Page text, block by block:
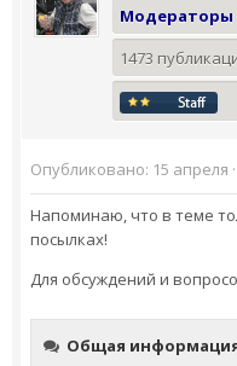
Модераторы
1473
Опубликовано: 15 апреля ·
Напоминаю, что в теме
посылках!
Для обсуждений и